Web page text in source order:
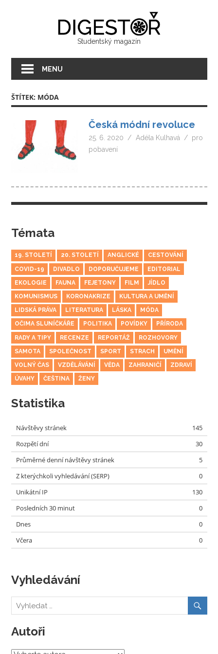
Studentský magazín
MENU
ŠTÍTEK: MÓDA
Česká módní revoluce
25. 6. 2020 Adéla Kulhavá
pro
pobavení
Témata
19. STOLETÍ 20. STOLETÍ ANGLICKÉ CESTOVÁNÍ
COVID-19 DIVADLO DOPORUČUJEME EDITORIAL
EKOLOGIE FAUNA FEJETONY FILM JÍDLO
KOMUNISMUS KORONAKRIZE KULTURA A UMĚNÍ
LIDSKÁ PRÁVA LITERATURA LÁSKA MÓDA
OČIMA SLUNÍČKÁŘE POLITIKA POVÍDKY PŘÍRODA
RADY A TIPY RECENZE REPORTÁŽ ROZHOVORY
SAMOTA SPOLEČNOST SPORT STRACH UMĚNÍ
VOLNÝ ČAS VZDĚLÁVÁNÍ VĚDA ZAHRANIČÍ ZDRAVÍ
ÚVAHY ČEŠTINA ŽENY
Statistika
Návštěvy stránek
145
Rozpětí dní
30
Průměrné denní návštěvy stránek
5
Z kterýchkoli vyhledávání (SERP)
0
Unikátní IP
130
Posledních 30 minut
0
Dnes
0
Včera
0
Vyhledávání
Autoři